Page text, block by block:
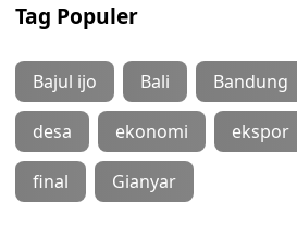
Tag Populer
Bajul ijo Bali Bandung
desa ekonomi ekspor
final Gianyar